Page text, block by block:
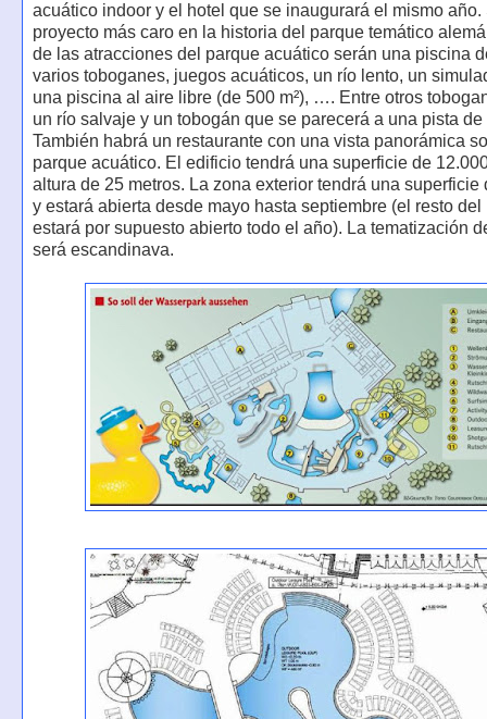
acuático indoor y el hotel que se inaugurará el mismo año.
proyecto más caro en la historia del parque temático
de las atracciones del parque acuático serán una piscina
varios toboganes, juegos acuáticos, un río lento, un
una piscina al aire libre (de 500 m²), …. Entre otros
un río salvaje y un tobogán que se parecerá a una pista de
También habrá un restaurante con una vista panorámica
parque acuático. El edificio tendrá una superficie de
altura de 25 metros. La zona exterior tendrá una superficie
y estará abierta desde mayo hasta septiembre (el resto del
estará por supuesto abierto todo el año). La tematización
será escandinava.